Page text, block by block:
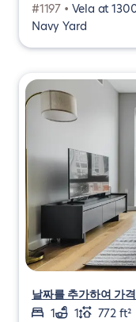
#1197 • Vela at
Navy Yard
날짜를 추가하여 가
1
1
772 ft²